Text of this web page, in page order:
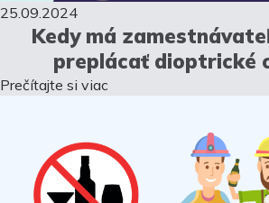
25.09.2024
Kedy má
preplácať dioptrické
Prečítajte si viac